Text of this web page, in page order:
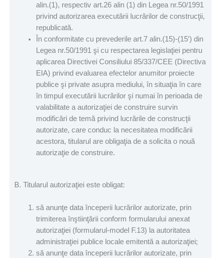
alin.(1), respectiv art.26 alin (1) din Legea nr.50/1991
privind autorizarea executării lucrărilor de construcţii,
republicată.
În conformitate cu prevederile art.7 alin.(15)-(15′) din
Legea nr.50/1991 şi cu respectarea legislaţiei pentru
aplicarea Directivei Consiliului 85/337/CEE (Directiva
EIA) privind evaluarea efectelor anumitor proiecte
publice şi private asupra mediului, în situaţia în care
în timpul executării lucrărilor şi numai în perioada de
valabilitate a autorizaţiei de construire survin
modificări de temă privind lucrările de construcţii
autorizate, care conduc la necesitatea modificării
acestora, titularul are obligaţia de a solicita o nouă
autorizaţie de construire.
B. Titularul autorizaţiei este obligat:
să anunţe data începerii lucrărilor autorizate, prin
trimiterea înştiinţării conform formularului anexat
autorizaţiei (formularul-model F.13) la autoritatea
administraţiei publice locale emitentă a autorizaţiei;
să anunţe data începerii lucrărilor autorizate, prin